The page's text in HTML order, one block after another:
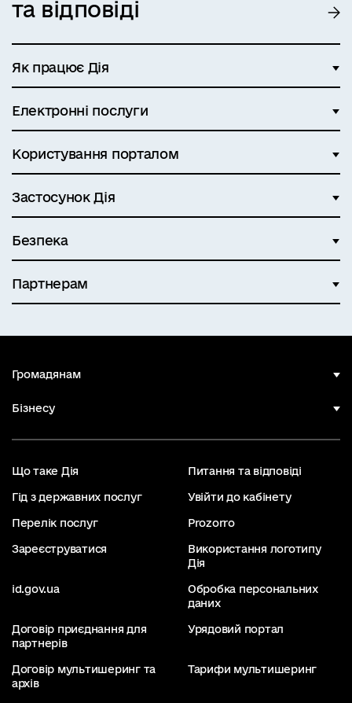
та відповіді
Як працює Дія
Електронні послуги
Користування порталом
Застосунок Дія
Безпека
Партнерам
Громадянам
Бізнесу
Що таке Дія Питання та відповіді
Гід з державних послуг Увійти до кабінету
Перелік послуг Prozorro
Зареєструватися
Використання логотипу
Дія
id.gov.ua
Обробка персональних
даних
Договір приєднання для
партнерів
Урядовий портал
Договір мультишеринг та
архів
Тарифи мультишеринг